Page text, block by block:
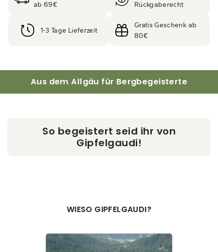
ab 69€
Rückgaberecht
1-3 Tage Lieferzeit
Gratis Geschenk ab
80€
Aus dem Allgäu für Bergbegeisterte
So begeistert seid ihr von
Gipfelgaudi!
WIESO GIPFELGAUDI?